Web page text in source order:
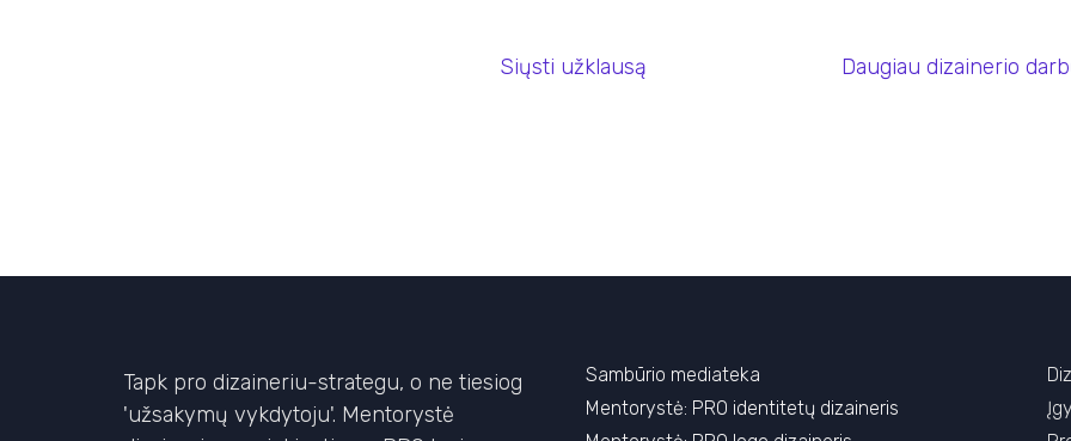
Siųsti užklausą Daugiau dizainerio
Tapk pro dizaineriu-strategu, o ne tiesiog
'užsakymų vykdytoju'. Mentorystė
Sambūrio mediateka
Mentorystė: PRO identitetų dizaineris